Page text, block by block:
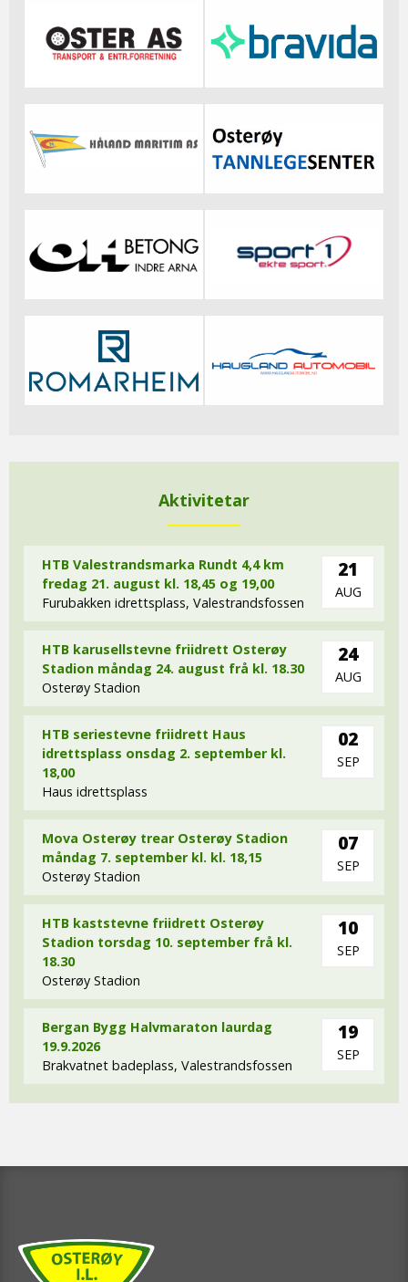
Aktivitetar
HTB Valestrandsmarka Rundt 4,4 km
fredag 21. august kl. 18,45 og 19,00
Furubakken idrettsplass, Valestrandsfossen
21
AUG
HTB karusellstevne friidrett Osterøy
Stadion måndag 24. august frå kl. 18.30
Osterøy Stadion
24
AUG
HTB seriestevne friidrett Haus
idrettsplass onsdag 2. september kl.
18,00
Haus idrettsplass
02
SEP
Mova Osterøy trear Osterøy Stadion
måndag 7. september kl. kl. 18,15
Osterøy Stadion
07
SEP
HTB kaststevne friidrett Osterøy
Stadion torsdag 10. september frå kl.
18.30
Osterøy Stadion
10
SEP
Bergan Bygg Halvmaraton laurdag
19.9.2026
Brakvatnet badeplass, Valestrandsfossen
19
SEP